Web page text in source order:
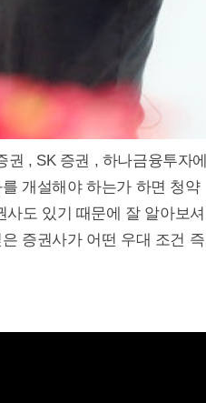
, SK 증권 , 하나금융투자에
개설해야 하는가 하면 청약
도 있기 때문에 잘 알아보셔
증권사가 어떤 우대 조건 즉